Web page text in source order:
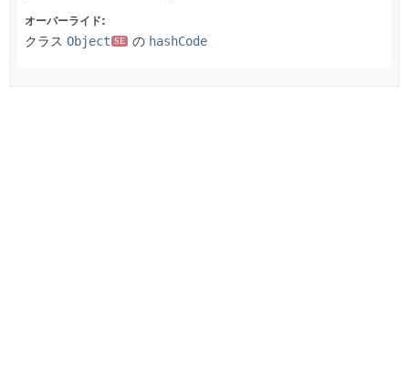
オーバーライド:
クラス Object SE の hashCode